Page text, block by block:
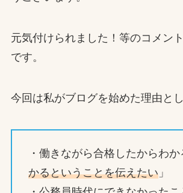
元気付けられました！等のコメン
です。
今回は私がブログを始めた理由と
・働きながら合格したからわか
かるということを伝えたい」